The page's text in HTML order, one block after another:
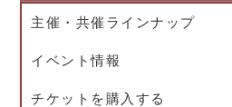
主催・共催ラインナップ
イベント情報
チケットを購入する